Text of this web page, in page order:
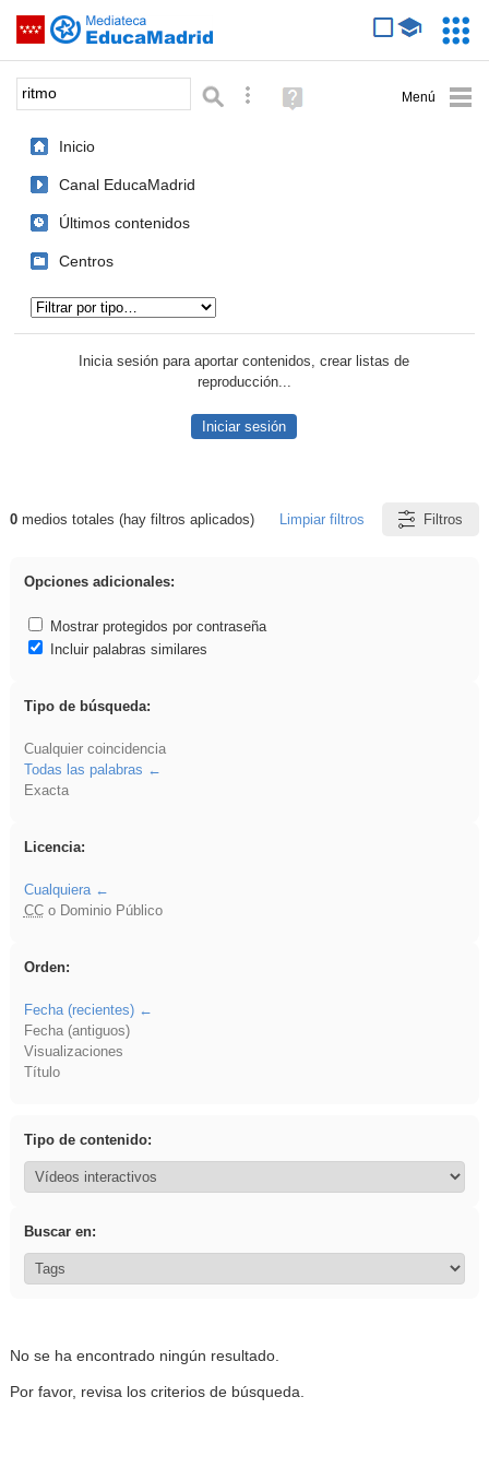
Saltar navegación
Palabra o frase: Búsqueda avanzada
Ayuda
(en
Inicio
Canal EducaMadrid
Últimos contenidos
Centros
Inicia sesión para aportar contenidos, crear listas de
reproducción...
Iniciar sesión
Resultados de: ritmo
0medios totales (hay filtros aplicados) Limpiar filtros Filtros
Opciones adicionales:
Mostrar protegidos por contraseña
Incluir palabras similares
Tipo de búsqueda:
Cualquier coincidencia
Todas las palabras
Exacta
Licencia:
Cualquiera
CCo Dominio Público
Orden:
Fecha (recientes)
Fecha (antiguos)
Visualizaciones
Título
Tipo de contenido:
Buscar en:
No se ha encontrado ningún resultado.
Por favor, revisa los criterios de búsqueda.